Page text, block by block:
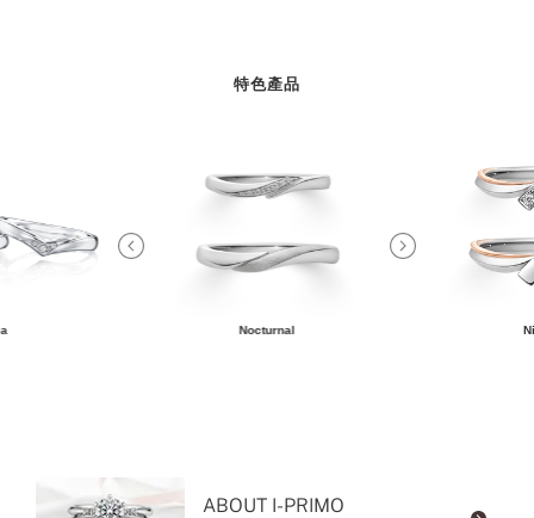
特色產品
Nocturnal
ABOUT I-PRIMO